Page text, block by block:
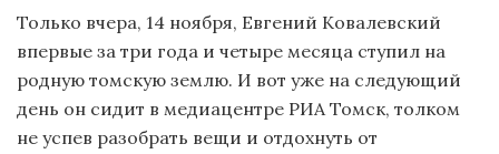
Только вчера, 14 ноября, Евгений Ковалевский
впервые за три года и четыре месяца ступил на
родную томскую землю. И вот уже на следующий
день он сидит в медиацентре РИА Томск, толком
не успев разобрать вещи и отдохнуть от